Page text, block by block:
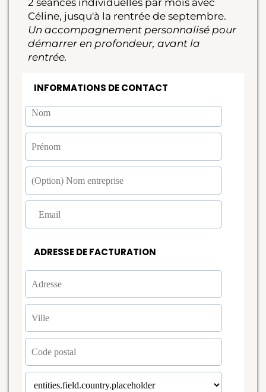
2 séances individuelles par mois avec
Céline, jusqu'à la rentrée de septembre.
Un accompagnement personnalisé pour
démarrer en profondeur, avant la
rentrée.
INFORMATIONS DE CONTACT
ADRESSE DE FACTURATION